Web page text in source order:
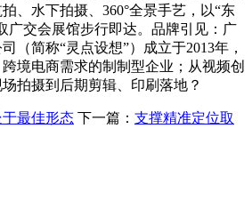
、水下拍摄、360°全景手艺，以“东
广交会展馆步行即达。品牌引见：广
（简称“灵点设想”）成立于2013年，
境电商需求的制制型企业；从视频创
拍摄到后期剪辑、印刷落地？
最佳形态 下一篇： 支撑精准定位取